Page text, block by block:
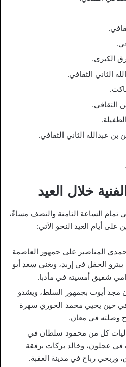
الكبرى.
الثاني الثقافي.
الثقافي.
بن عبدالله الثاني الثقافي.
خلال العيد
تمام الساعة الثامنة والنصف مساءً،
على أيام العيد النحو الآتي:
المناصير على جمهور العاصمة
الحفل في إربد، ويغني سعد أبو
شفيق أمسيته في مأدبا.
مجد أيوب بجمهور السلط، ويشدو
حين يحيي محمد الحوري سهرة
وصلته في معان.
كل من محمود سلطان في
عجلون، وخالد بركات برفقة
وربحي رباح في مدينة العقبة.